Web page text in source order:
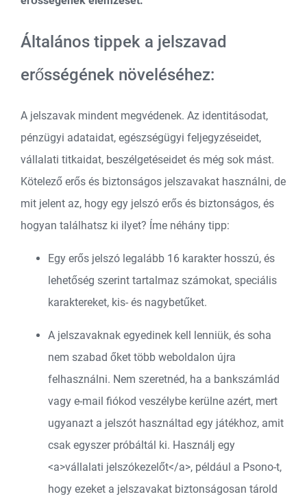
Általános tippek a jelszavad
erősségének növeléséhez:
A jelszavak mindent megvédenek. Az identitásodat,
pénzügyi adataidat, egészségügyi feljegyzéseidet,
vállalati titkaidat, beszélgetéseidet és még sok mást.
Kötelező erős és biztonságos jelszavakat használni, de
mit jelent az, hogy egy jelszó erős és biztonságos, és
hogyan találhatsz ki ilyet? Íme néhány tipp:
Egy erős jelszó legalább 16 karakter hosszú, és
lehetőség szerint tartalmaz számokat, speciális
karaktereket, kis- és nagybetűket.
A jelszavaknak egyedinek kell lenniük, és soha
nem szabad őket több weboldalon újra
felhasználni. Nem szeretnéd, ha a bankszámlád
vagy e-mail fiókod veszélybe kerülne azért, mert
ugyanazt a jelszót használtad egy játékhoz, amit
csak egyszer próbáltál ki. Használj egy
<a>vállalati jelszókezelőt</a>, például a Psono-t,
hogy ezeket a jelszavakat biztonságosan tárold